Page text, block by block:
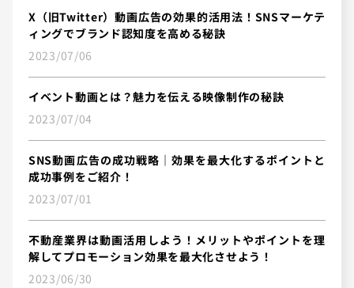
X（旧Twitter）動画広告の効果的活用法！SNSマーケテ
ィングでブランド認知度を高める秘訣
2023/07/06
イベント動画とは？魅力を伝える映像制作の秘訣
2023/07/04
SNS動画広告の成功戦略｜効果を最大化するポイントと
成功事例をご紹介！
2023/07/01
不動産業界は動画活用しよう！メリットやポイントを理
解してプロモーション効果を最大化させよう！
2023/06/30